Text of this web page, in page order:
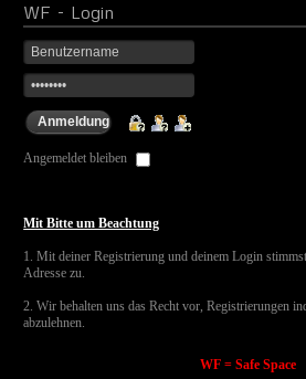
WF - Login
Angemeldet bleiben
Mit Bitte um Beachtung
1. Mit deiner Registrierung und deinem Login
Adresse zu.
2. Wir behalten uns das Recht vor, Registrierungen
abzulehnen.
WF = Safe Space